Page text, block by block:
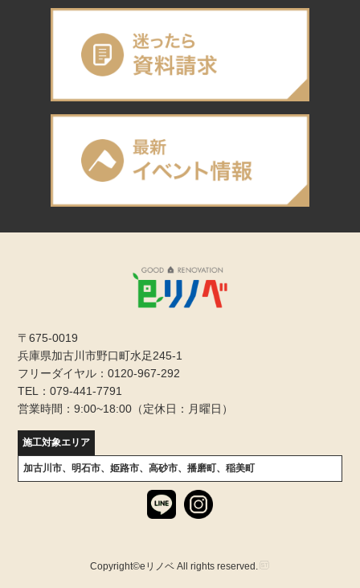
〒675-0019
兵庫県加古川市野口町水足245-1
フリーダイヤル：0120-967-292
TEL：079-441-7791
営業時間：9:00~18:00（定休日：月曜日）
施工対象エリア
加古川市、明石市、姫路市、高砂市、播磨町、稲美町
Copyright©eリノベ All rights reserved.